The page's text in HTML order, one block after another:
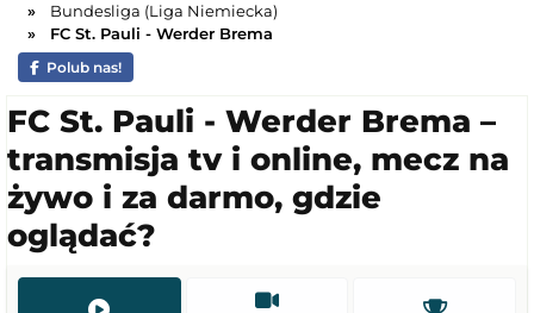
Bundesliga (Liga Niemiecka)
FC St. Pauli - Werder Brema
Polub nas!
FC St. Pauli - Werder Brema –
transmisja tv i online, mecz na
żywo i za darmo, gdzie
oglądać?